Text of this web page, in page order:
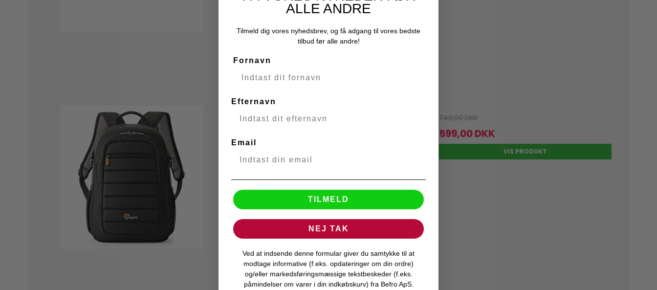
LOWEPRO Rygsæk Tahoe BP 150 Sort
LOWEPRO 749,00 DKK
599,00 DKK
VIS PRODUKT
ALLE ANDRE
Tilmeld dig vores nyhedsbrev, og få adgang til vores bedste
tilbud før alle andre!
Fornavn
Efternavn
Email
TILMELD
NEJ TAK
Ved at indsende denne formular giver du samtykke til at
modtage informative (f.eks. opdateringer om din ordre)
og/eller markedsføringsmæssige tekstbeskeder (f.eks.
påmindelser om varer i din indkøbskurv) fra Befro ApS.